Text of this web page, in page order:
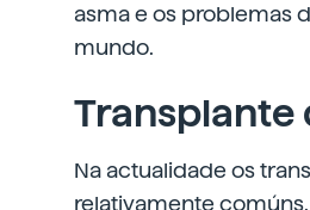
asma e os problemas
mundo.
Transplante
Na actualidade os
relativamente